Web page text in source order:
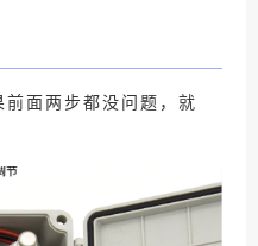
面两步都没问题，就